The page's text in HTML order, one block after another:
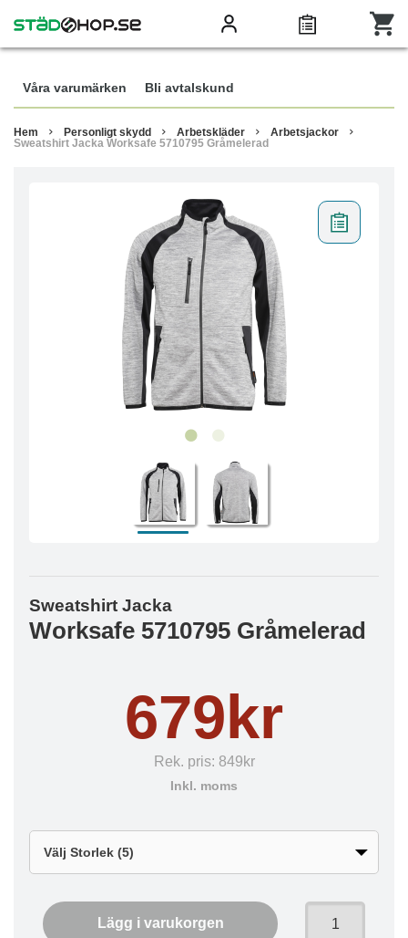
Våra varumärken Bli avtalskund
Hem Personligt skydd Arbetskläder
Arbetsjackor
Sweatshirt Jacka Worksafe 5710795 Gråmelerad
Sweatshirt Jacka
Worksafe 5710795 Gråmelerad
679kr
Rek. pris: 849kr
Inkl. moms
Lägg i varukorgen